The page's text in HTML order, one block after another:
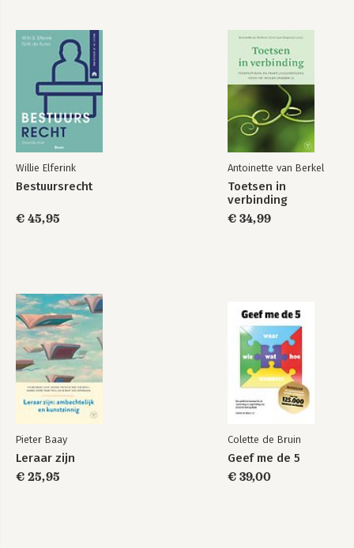
Willie Elferink
Bestuursrecht
€ 45,95
Antoinette van Berkel
Toetsen in
verbinding
€ 34,99
Pieter Baay
Leraar zijn
€ 25,95
Colette de Bruin
Geef me de 5
€ 39,00